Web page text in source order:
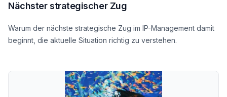
Nächster strategischer Zug
Warum der nächste strategische Zug im IP-Management damit
beginnt, die aktuelle Situation richtig zu verstehen.